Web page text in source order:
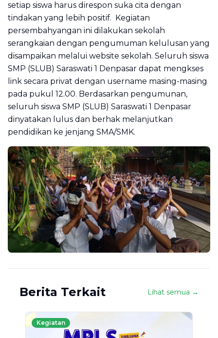
setiap siswa harus direspon suka cita dengan
tindakan yang lebih positif. Kegiatan
persembahyangan ini dilakukan sekolah
serangkaian dengan pengumuman kelulusan yang
disampaikan melalui website sekolah. Seluruh siswa
SMP (SLUB) Saraswati 1 Denpasar dapat mengkses
link secara privat dengan username masing-masing
pada pukul 12.00. Berdasarkan pengumunan,
seluruh siswa SMP (SLUB) Saraswati 1 Denpasar
dinyatakan lulus dan berhak melanjutkan
pendidikan ke jenjang SMA/SMK.
Berita Terkait Lihat semua →
Kegiatan